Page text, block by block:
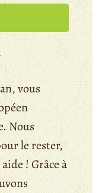
vous
Nous
le rester,
! Grâce à